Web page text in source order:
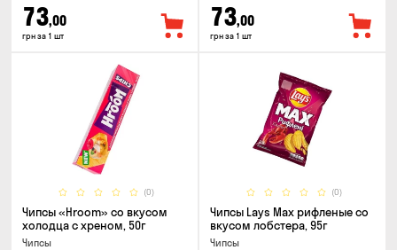
73,00
грн за 1 шт
73,00
грн за 1 шт
(0)
Чипсы «Hroom» со вкусом
холодца с хреном, 50г
Чипсы
(0)
Чипсы Lays Max рифленые со
вкусом лобстера, 95г
Чипсы